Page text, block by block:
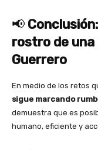
📢
rostro de
Guerrero
En medio de los retos
sigue marcando
demuestra que es
humano, eficiente y